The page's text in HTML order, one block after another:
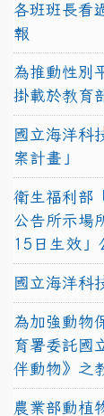
各班班長看
報
為推動性別
掛載於教育
國立海洋科
案計畫」
衛生福利部
公告所示場
15日生效」
國立海洋科
為加強動物
育署委託國
伴動物》之
農業部動植